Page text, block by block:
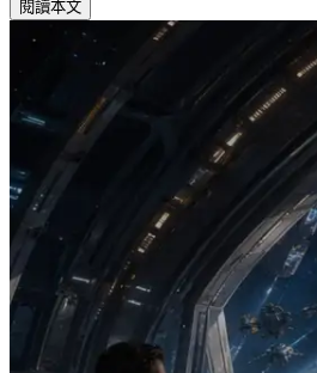
閱讀本文